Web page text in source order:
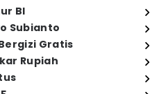
BI
Subianto
Gratis
Rupiah